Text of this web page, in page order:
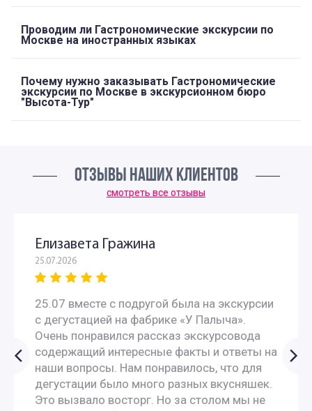
Проводим ли Гастрономические экскурсии по
Москве на иностранных языках
Почему нужно заказывать Гастрономические
экскурсии по Москве в экскурсионном бюро
"Высота-Тур"
ОТЗЫВЫ НАШИХ КЛИЕНТОВ
смотреть все отзывы
Елизавета Гражина
25.07.2026
25.07 вместе с подругой была на экскурсии
с дегустацией на фабрике «У Палыча».
Очень понравился рассказ экскурсовода
содержащий интересные факты и ответы на
наши вопросы. Нам понравилось, что для
дегустации было много разных вкусняшек.
Это вызвало восторг. Но за столом мы не